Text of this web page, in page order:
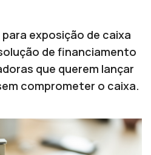
exposição de caixa
de financiamento
que querem lançar
comprometer o caixa.